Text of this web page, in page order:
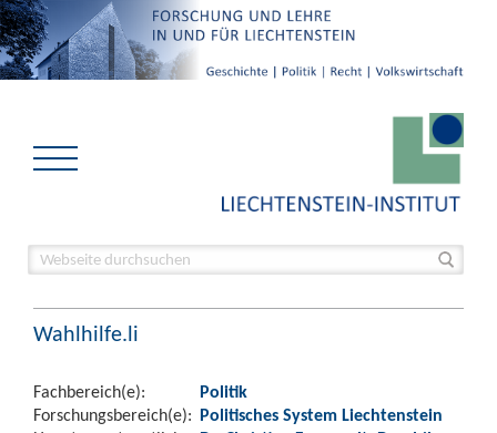
Wahlhilfe.li
Fachbereich(e):
Politik
Forschungsbereich(e): Politisches System Liechtenstein